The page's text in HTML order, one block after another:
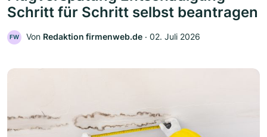
Schritt für Schritt selbst beantragen
FW Von Redaktion firmenweb.de ‧ 02. Juli 2026